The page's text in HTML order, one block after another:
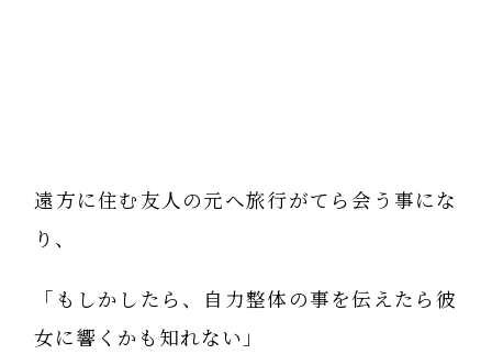
遠方に住む友人の元へ旅行がてら会う事にな
り、
「もしかしたら、自力整体の事を伝えたら彼
女に響くかも知れない」